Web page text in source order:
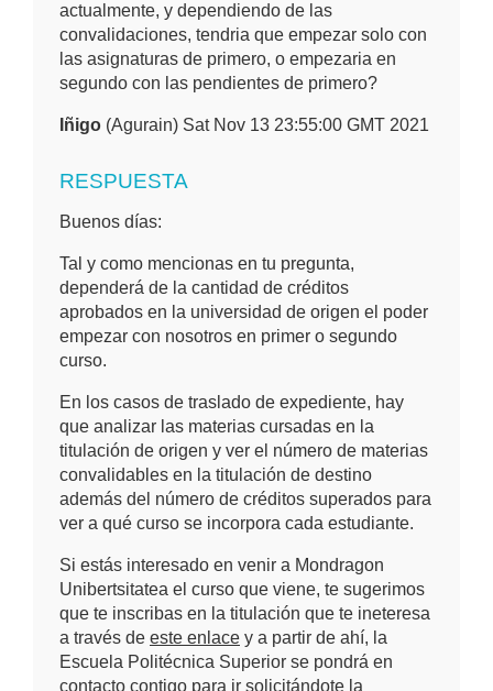
actualmente, y dependiendo de las
convalidaciones, tendria que empezar solo con
las asignaturas de primero, o empezaria en
segundo con las pendientes de primero?
Iñigo (Agurain) Sat Nov 13 23:55:00 GMT 2021
RESPUESTA
Buenos días:
Tal y como mencionas en tu pregunta,
dependerá de la cantidad de créditos
aprobados en la universidad de origen el poder
empezar con nosotros en primer o segundo
curso.
En los casos de traslado de expediente, hay
que analizar las materias cursadas en la
titulación de origen y ver el número de materias
convalidables en la titulación de destino
además del número de créditos superados para
ver a qué curso se incorpora cada estudiante.
Si estás interesado en venir a Mondragon
Unibertsitatea el curso que viene, te sugerimos
que te inscribas en la titulación que te ineteresa
a través de este enlace y a partir de ahí, la
Escuela Politécnica Superior se pondrá en
contacto contigo para ir solicitándote la